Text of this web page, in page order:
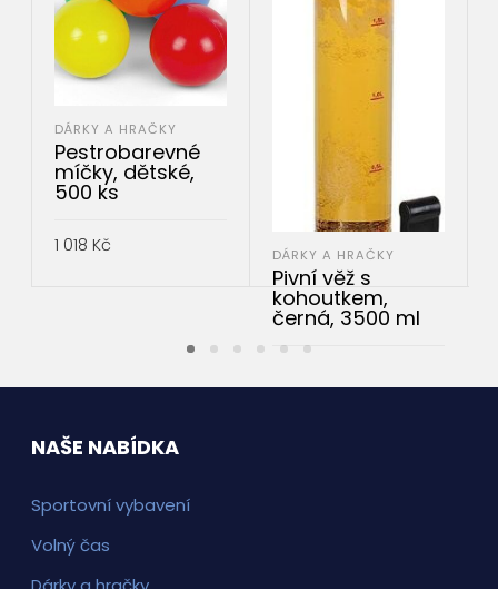
DÁRKY A HRAČKY
Pestrobarevné
míčky, dětské,
500 ks
1 018 Kč DÁRKY A HRAČKY
Pivní věž s
kohoutkem,
černá, 3500 ml
NAŠE NABÍDKA
Sportovní vybavení
Volný čas